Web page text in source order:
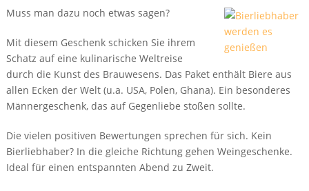
Muss man dazu noch etwas sagen?
Mit diesem Geschenk schicken Sie ihrem
Schatz auf eine kulinarische Weltreise
durch die Kunst des Brauwesens. Das Paket enthält Biere aus
allen Ecken der Welt (u.a. USA, Polen, Ghana). Ein besonderes
Männergeschenk, das auf Gegenliebe stoßen sollte.
Die vielen positiven Bewertungen sprechen für sich. Kein
Bierliebhaber? In die gleiche Richtung gehen Weingeschenke.
Ideal für einen entspannten Abend zu Zweit.